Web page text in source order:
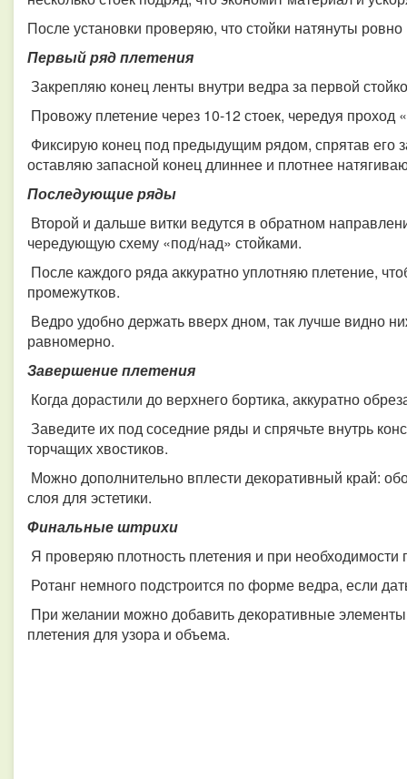
После установки проверяю, что стойки натянуты
Первый ряд плетения
Закрепляю конец ленты внутри ведра за первой
Провожу плетение через 10-12 стоек, чередуя проход
Фиксирую конец под предыдущим рядом, спрятав его
оставляю запасной конец длиннее и плотнее
Последующие ряды
Второй и дальше витки ведутся в обратном
чередующую схему «под/над» стойками.
После каждого ряда аккуратно уплотняю плетение,
промежутков.
Ведро удобно держать вверх дном, так лучше видно
равномерно.
Завершение плетения
Когда дорастили до верхнего бортика, аккуратно
Заведите их под соседние ряды и спрячьте внутрь
торчащих хвостиков.
Можно дополнительно вплести декоративный край:
слоя для эстетики.
Финальные штрихи
Я проверяю плотность плетения и при необходимости
Ротанг немного подстроится по форме ведра, если
При желании можно добавить декоративные
плетения для узора и объема.